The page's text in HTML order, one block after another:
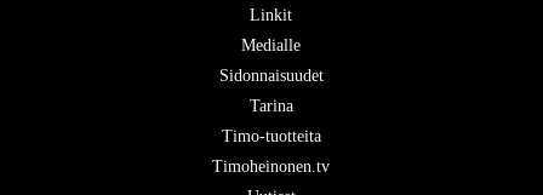
Linkit
Medialle
Sidonnaisuudet
Tarina
Timo-tuotteita
Timoheinonen.tv